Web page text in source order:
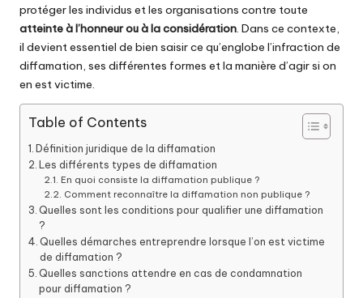
protéger les individus et les organisations contre toute
atteinte à l’honneur ou à la considération. Dans ce contexte,
il devient essentiel de bien saisir ce qu’englobe l’infraction de
diffamation, ses différentes formes et la manière d’agir si on
en est victime.
Table of Contents
Définition juridique de la diffamation
Les différents types de diffamation
En quoi consiste la diffamation publique ?
Comment reconnaître la diffamation non publique ?
Quelles sont les conditions pour qualifier une diffamation
?
Quelles démarches entreprendre lorsque l’on est victime
de diffamation ?
Quelles sanctions attendre en cas de condamnation
pour diffamation ?